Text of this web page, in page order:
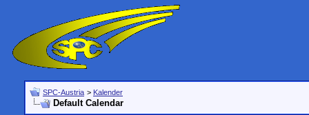
SPC-Austria > Kalender
Default Calendar